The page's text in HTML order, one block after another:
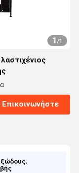
1/1
Επικοινωνήστε
,